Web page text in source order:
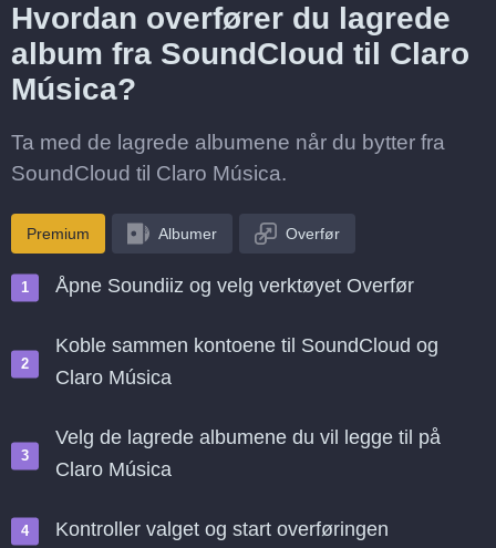
Hvordan overfører du lagrede
album fra SoundCloud til Claro
Música?
Ta med de lagrede albumene når du bytter fra
SoundCloud til Claro Música.
Premium Albumer Overfør
Åpne Soundiiz og velg verktøyet Overfør
Koble sammen kontoene til SoundCloud og
Claro Música
Velg de lagrede albumene du vil legge til på
Claro Música
Kontroller valget og start overføringen